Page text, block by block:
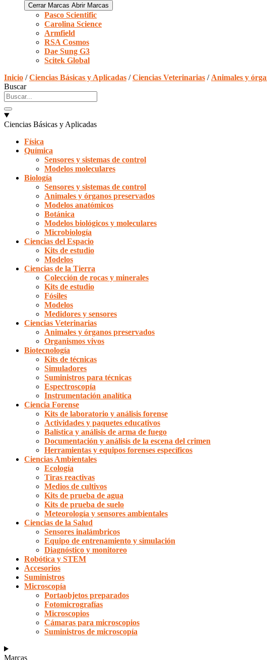
Cerrar Marcas Abrir Marcas
Pasco Scientific
Carolina Science
Armfield
RSA Cosmos
Dae Sung G3
Scitek Global
Inicio /Ciencias Básicas y Aplicadas /Ciencias Veterinarias / Animales y
Buscar
Ciencias Básicas y Aplicadas
Física
Química
Sensores y sistemas de control
Modelos moleculares
Biología
Sensores y sistemas de control
Animales y órganos preservados
Modelos anatómicos
Botánica
Modelos biológicos y moleculares
Microbiología
Ciencias del Espacio
Kits de estudio
Modelos
Ciencias de la Tierra
Colección de rocas y minerales
Kits de estudio
Fósiles
Modelos
Medidores y sensores
Ciencias Veterinarias
Animales y órganos preservados
Organismos vivos
Biotecnología
Kits de técnicas
Simuladores
Suministros para técnicas
Espectroscopía
Instrumentación analítica
Ciencia Forense
Kits de laboratorio y análisis forense
Actividades y paquetes educativos
Balística y análisis de arma de fuego
Documentación y análisis de la escena del crimen
Herramientas y equipos forenses específicos
Ciencias Ambientales
Ecología
Tiras reactivas
Medios de cultivos
Kits de prueba de agua
Kits de prueba de suelo
Meteorología y sensores ambientales
Ciencias de la Salud
Sensores inalámbricos
Equipo de entrenamiento y simulación
Diagnóstico y monitoreo
Robótica y STEM
Accesorios
Suministros
Microscopía
Portaobjetos preparados
Fotomicrografías
Microscopios
Cámaras para microscopios
Suministros de microscopía
Marcas